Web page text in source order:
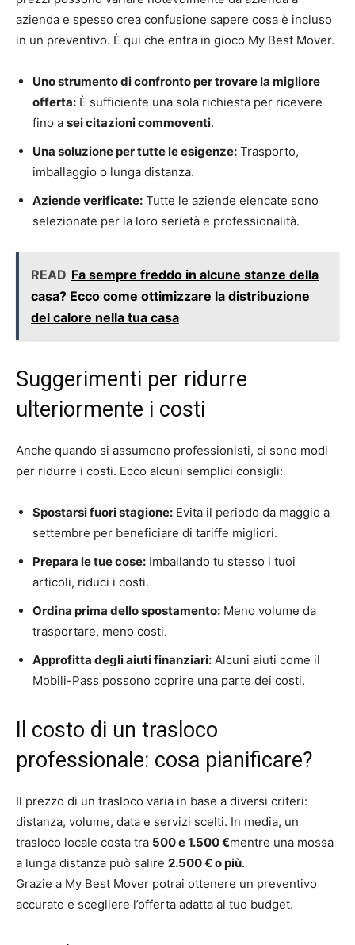
azienda e spesso crea confusione sapere cosa è incluso
in un preventivo. È qui che entra in gioco My Best Mover.
Uno strumento di confronto per trovare la migliore
offerta: È sufficiente una sola richiesta per ricevere
fino a sei citazioni commoventi.
Una soluzione per tutte le esigenze: Trasporto,
imballaggio o lunga distanza.
Aziende verificate: Tutte le aziende elencate sono
selezionate per la loro serietà e professionalità.
READ Fa sempre freddo in alcune stanze della
casa? Ecco come ottimizzare la distribuzione
del calore nella tua casa
Suggerimenti per ridurre
ulteriormente i costi
Anche quando si assumono professionisti, ci sono modi
per ridurre i costi. Ecco alcuni semplici consigli:
Spostarsi fuori stagione: Evita il periodo da maggio a
settembre per beneficiare di tariffe migliori.
Prepara le tue cose: Imballando tu stesso i tuoi
articoli, riduci i costi.
Ordina prima dello spostamento: Meno volume da
trasportare, meno costi.
Approfitta degli aiuti finanziari: Alcuni aiuti come il
Mobili-Pass possono coprire una parte dei costi.
Il costo di un trasloco
professionale: cosa pianificare?
Il prezzo di un trasloco varia in base a diversi criteri:
distanza, volume, data e servizi scelti. In media, un
trasloco locale costa tra 500 e 1.500 €mentre una mossa
a lunga distanza può salire 2.500 € o più.
Grazie a My Best Mover potrai ottenere un preventivo
accurato e scegliere l’offerta adatta al tuo budget.